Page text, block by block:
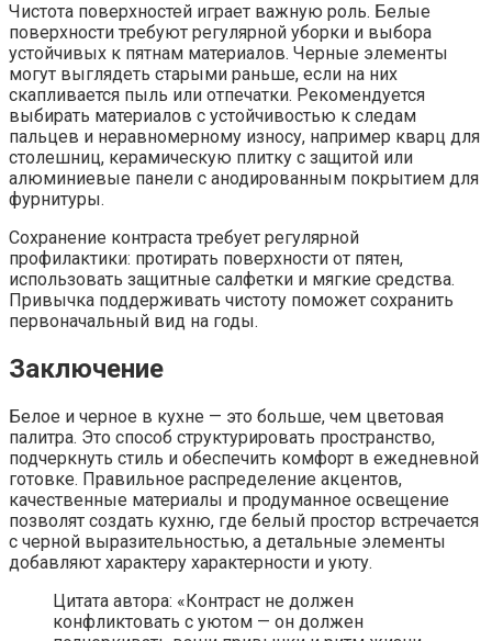
Чистота поверхностей играет важную роль. Белые
поверхности требуют регулярной уборки и выбора
устойчивых к пятнам материалов. Черные элементы
могут выглядеть старыми раньше, если на них
скапливается пыль или отпечатки. Рекомендуется
выбирать материалов с устойчивостью к следам
пальцев и неравномерному износу, например кварц для
столешниц, керамическую плитку с защитой или
алюминиевые панели с анодированным покрытием для
фурнитуры.
Сохранение контраста требует регулярной
профилактики: протирать поверхности от пятен,
использовать защитные салфетки и мягкие средства.
Привычка поддерживать чистоту поможет сохранить
первоначальный вид на годы.
Заключение
Белое и черное в кухне — это больше, чем цветовая
палитра. Это способ структурировать пространство,
подчеркнуть стиль и обеспечить комфорт в ежедневной
готовке. Правильное распределение акцентов,
качественные материалы и продуманное освещение
позволят создать кухню, где белый простор встречается
с черной выразительностью, а детальные элементы
добавляют характеру характерности и уюту.
Цитата автора: «Контраст не должен
конфликтовать с уютом — он должен